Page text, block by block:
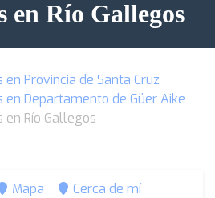
en Río Gallegos
Provincia de Santa Cruz
en Departamento de Güer Aike
en Río Gallegos
Mapa Cerca de mí